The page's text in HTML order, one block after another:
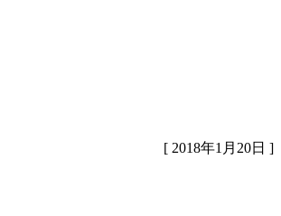
[ 2018年1月20日 ]